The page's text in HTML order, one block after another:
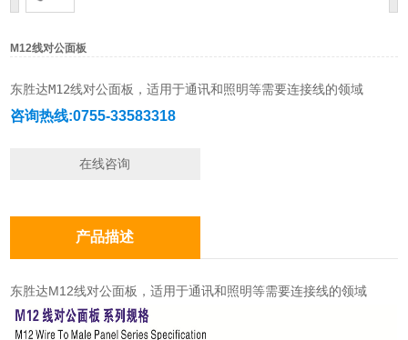
M12线对公面板
东胜达M12线对公面板，适用于通讯和照明等需要连接线的领域
咨询热线:0755-33583318
在线咨询
产品描述
东胜达M12线对公面板，适用于通讯和照明等需要连接线的领域